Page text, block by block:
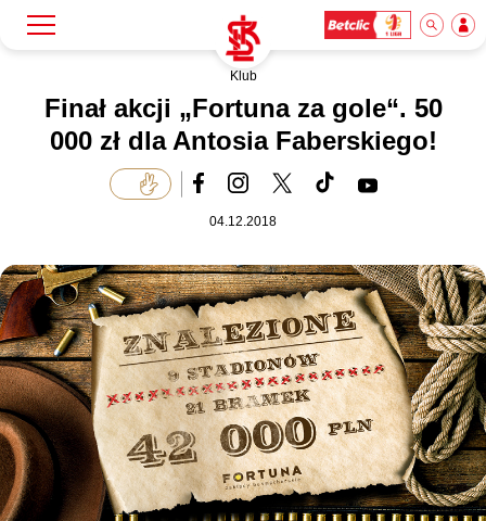
Klub
Akademia
Biznes
Dla mediów
Klub
Finał akcji „Fortuna za gole“. 50
000 zł dla Antosia Faberskiego!
04.12.2018